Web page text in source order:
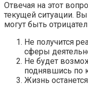
Отвечая на этот
текущей ситуации.
могут быть
Не получится
сферы
Не будет
поднявшись по
Жизнь